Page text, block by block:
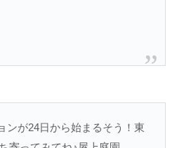
ンが24日から始まるそう！東